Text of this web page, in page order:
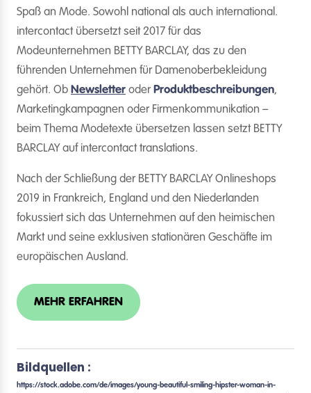
Spaß an Mode. Sowohl national als auch international.
intercontact übersetzt seit 2017 für das
Modeunternehmen BETTY BARCLAY, das zu den
führenden Unternehmen für Damenoberbekleidung
gehört. Ob Newsletter oderProduktbeschreibungen,
Marketingkampagnen oder Firmenkommunikation –
beim Thema Modetexte übersetzen lassen setzt BETTY
BARCLAY auf intercontact translations.
Nach der Schließung der BETTY BARCLAY Onlineshops
2019 in Frankreich, England und den Niederlanden
fokussiert sich das Unternehmen auf den heimischen
Markt und seine exklusiven stationären Geschäfte im
europäischen Ausland.
MEHR ERFAHREN
Bildquellen :
https://stock.adobe.com/de/images/young-beautiful-smiling-hipster-woman-in-